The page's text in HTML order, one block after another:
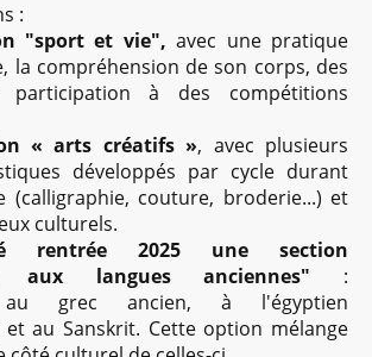
:
"sport et vie", avec une pratique
la compréhension de son corps, des
à des compétitions
« arts créatifs », avec plusieurs
développés par cycle durant
(calligraphie, couture, broderie...) et
culturels.
rentrée 2025 une section
aux langues anciennes" :
au grec ancien, à l'égyptien
au Sanskrit. Cette option mélange